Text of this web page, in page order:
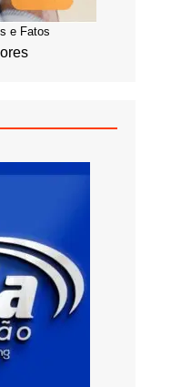
e Fatos